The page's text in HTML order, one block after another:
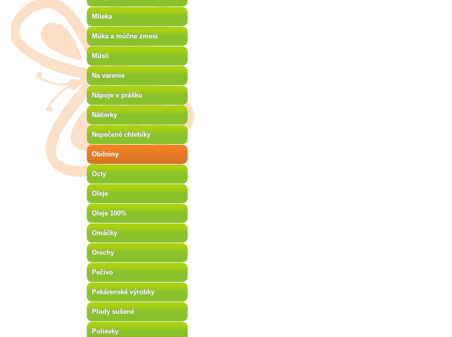
Mlieka
Múka a múčne zmesi
Müsli
Na varenie
Nápoje v prášku
Nátierky
Nepečené chlebíky
Obilniny
Octy
Oleje
Oleje 100%
Omáčky
Orechy
Pečivo
Pekárenské výrobky
Plody sušené
Polievky